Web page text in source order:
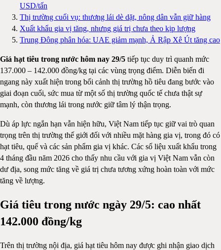
USD/tấn
Thị trường cuối vụ: thương lái dè dặt, nông dân vẫn giữ hàng
Xuất khẩu gia vị tăng, nhưng giá trị chưa theo kịp lượng
Trung Đông phân hóa: UAE giảm mạnh, Ả Rập Xê Út tăng cao
Giá hạt tiêu trong nước hôm nay 29/5 tiếp tục duy trì quanh mức
137.000 – 142.000 đồng/kg tại các vùng trọng điểm. Diễn biến đi
ngang này xuất hiện trong bối cảnh thị trường hồ tiêu đang bước vào
giai đoạn cuối, sức mua từ một số thị trường quốc tế chưa thật sự
mạnh, còn thương lái trong nước giữ tâm lý thận trọng.
Dù áp lực ngắn hạn vẫn hiện hữu, Việt Nam tiếp tục giữ vai trò quan
trọng trên thị trường thế giới đối với nhiều mặt hàng gia vị, trong đó có
hạt tiêu, quế và các sản phẩm gia vị khác. Các số liệu xuất khẩu trong
4 tháng đầu năm 2026 cho thấy nhu cầu với gia vị Việt Nam vẫn còn
dư địa, song mức tăng về giá trị chưa tương xứng hoàn toàn với mức
tăng về lượng.
Giá tiêu trong nước ngày 29/5: cao nhất
142.000 đồng/kg
Trên thị trường nội địa, giá hạt tiêu hôm nay được ghi nhận giao dịch